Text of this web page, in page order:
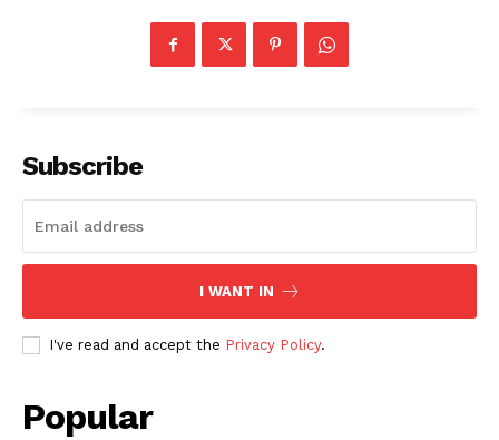
Subscribe
I WANT IN
I've read and accept the Privacy Policy.
Popular